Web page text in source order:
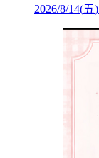
2026/8/14(五)